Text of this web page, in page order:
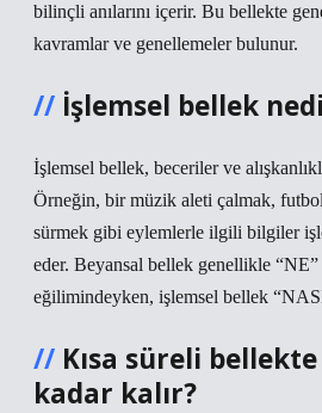
bilinçli anılarını içerir. Bu bellekte
kavramlar ve genellemeler bulunur.
İşlemsel bellek
İşlemsel bellek, beceriler ve
Örneğin, bir müzik aleti çalmak,
sürmek gibi eylemlerle ilgili bilgiler
eder. Beyansal bellek genellikle “NE”
eğilimindeyken, işlemsel bellek
Kısa süreli
kadar kalır?